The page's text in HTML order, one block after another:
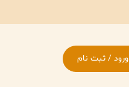
ورود / ثبت نام